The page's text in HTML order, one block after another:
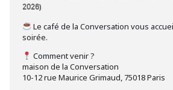
2026)
Le café de la Conversation vous
soirée.
Comment venir ?
maison de la Conversation
10-12 rue Maurice Grimaud, 75018 Paris